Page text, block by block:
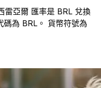
雷亞爾 匯率是 BRL 兌換
為 BRL。 貨幣符號為